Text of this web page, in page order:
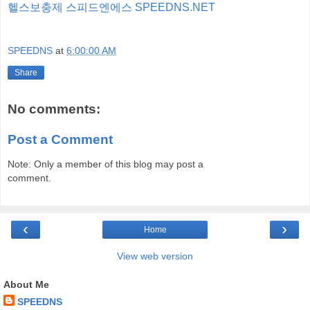
헬스보충제 스피드엔에스 SPEEDNS.NET
SPEEDNS at 6:00:00 AM
Share
No comments:
Post a Comment
Note: Only a member of this blog may post a
comment.
‹ ›
Home
View web version
About Me
SPEEDNS